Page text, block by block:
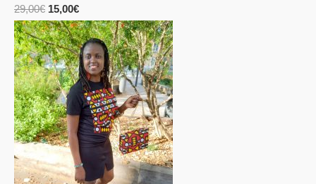
29,00€ 15,00€